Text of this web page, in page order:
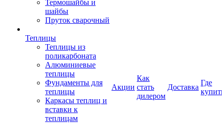
Термошайбы и
шайбы
Пруток сварочный
Теплицы
Теплицы из
поликарбоната
Алюминиевые
теплицы
Фундаменты для
теплицы
Каркасы теплиц и
вставки к
теплицам
Акции
Как
стать
дилером
Доставка
Где